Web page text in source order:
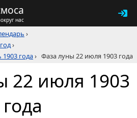
нас
›
›
года› Фаза луны 22 июля 1903 года
22 июля 1903
года